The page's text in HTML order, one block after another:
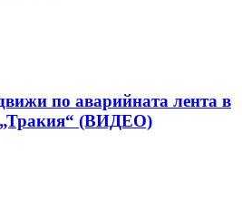
по аварийната лента в
(ВИДЕО)